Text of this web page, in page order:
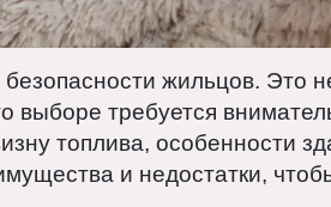
и безопасности жильцов.
его выборе требуется